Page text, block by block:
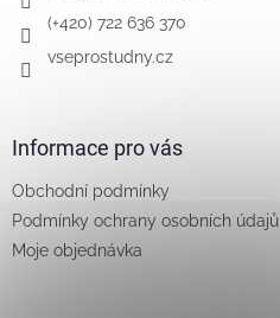
(+420) 722 636 370
vseprostudny.cz
Informace pro vás
Obchodní podmínky
Podmínky ochrany osobních údajů
Moje objednávka